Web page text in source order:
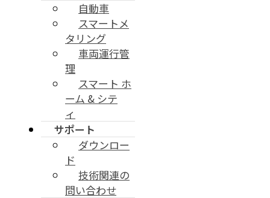
自動車
スマートメ
タリング
車両運行管
理
スマート ホ
ーム & シテ
ィ
サポート
ダウンロー
ド
技術関連の
問い合わせ